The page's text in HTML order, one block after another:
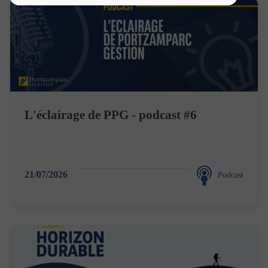
D’UTILISATION
Toutes les informations disponibles sur le site ont un
La navigation sur ce site est soumise à la réglementation
en vigueur et aux présentes conditions d’utilisation.
Nature de l’information disponible sur le
saurait être considérée comme constituer de la part de
Portzamparc Gestion une offre d’achat, de vente ou de
341-1 et suivants du Code monétaire et financier, une
offre d’achat ou de vente d’instruments financiers ou de
tout autre produit d’investissement, ni d’un conseil en
vue d’un quelconque investissement ou arbitrage
L'éclairage de PPG - podcast #6
21/07/2026 Podcast